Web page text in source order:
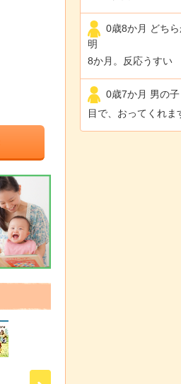
0歳8か月 どちら
明
8か月。反応うすい
0歳7か月 男の子
目で、おってくれま